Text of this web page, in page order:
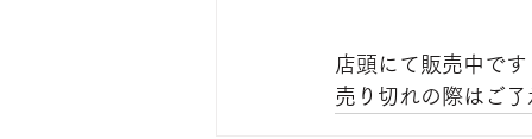
店頭にて販売中です
売り切れの際はご